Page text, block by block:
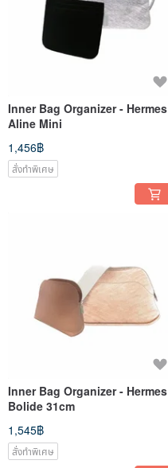
Inner Bag Organizer - Hermes
Aline Mini
1,456฿
สั่งทำพิเศษ
Inner Bag Organizer - Hermes
Bolide 31cm
1,545฿
สั่งทำพิเศษ